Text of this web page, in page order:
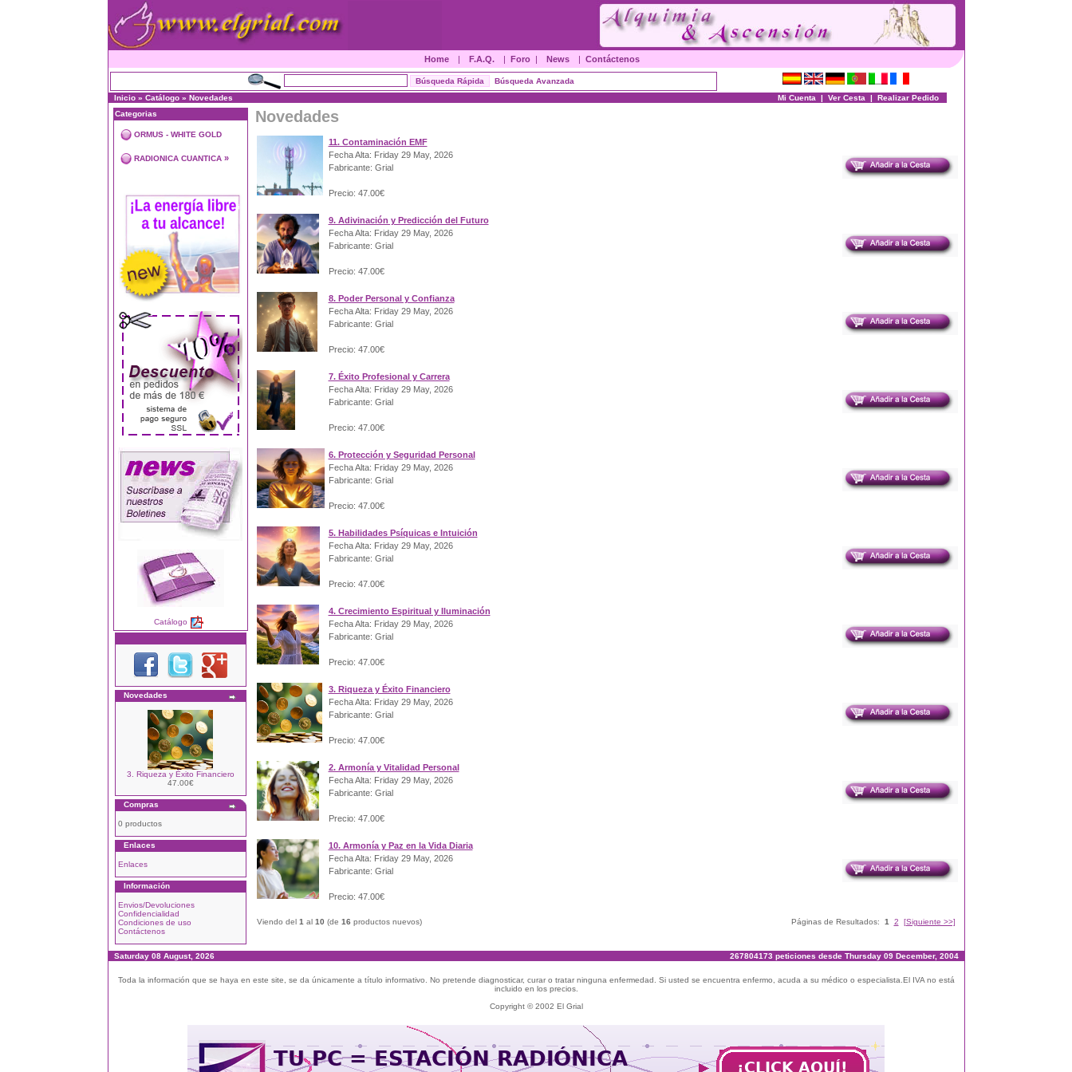
Home | F.A.Q. | Foro| News | Contáctenos
Búsqueda Avanzada
Inicio» Catálogo» Novedades Mi Cuenta | Ver Cesta | Realizar Pedido
Categorias
ORMUS - WHITE GOLD
RADIONICA CUANTICA»
Catálogo
Novedades
3. Riqueza y Éxito Financiero
47.00€
Compras
0 productos
Enlaces
Enlaces
Información
Envios/Devoluciones
Confidencialidad
Condiciones de uso
Contáctenos
Novedades
11. Contaminación EMF
Fecha Alta: Friday 29 May, 2026
Fabricante: Grial
Precio: 47.00€
9. Adivinación y Predicción del Futuro
Fecha Alta: Friday 29 May, 2026
Fabricante: Grial
Precio: 47.00€
8. Poder Personal y Confianza
Fecha Alta: Friday 29 May, 2026
Fabricante: Grial
Precio: 47.00€
7. Éxito Profesional y Carrera
Fecha Alta: Friday 29 May, 2026
Fabricante: Grial
Precio: 47.00€
6. Protección y Seguridad Personal
Fecha Alta: Friday 29 May, 2026
Fabricante: Grial
Precio: 47.00€
5. Habilidades Psíquicas e Intuición
Fecha Alta: Friday 29 May, 2026
Fabricante: Grial
Precio: 47.00€
4. Crecimiento Espiritual y Iluminación
Fecha Alta: Friday 29 May, 2026
Fabricante: Grial
Precio: 47.00€
3. Riqueza y Éxito Financiero
Fecha Alta: Friday 29 May, 2026
Fabricante: Grial
Precio: 47.00€
2. Armonía y Vitalidad Personal
Fecha Alta: Friday 29 May, 2026
Fabricante: Grial
Precio: 47.00€
10. Armonía y Paz en la Vida Diaria
Fecha Alta: Friday 29 May, 2026
Fabricante: Grial
Precio: 47.00€
Viendo del 1 al 10 (de 16 productos nuevos) Páginas de Resultados: 1 2 [Siguiente >>]
Saturday 08 August, 2026 267804173 peticiones desde Thursday 09 December, 2004
Toda la información que se haya en este site, se da únicamente a título informativo. No pretende diagnosticar, curar o tratar ninguna enfermedad. Si usted se encuentra enfermo, acuda a su médico o especialista.El IVA no está
incluido en los precios.
Copyright © 2002 El Grial